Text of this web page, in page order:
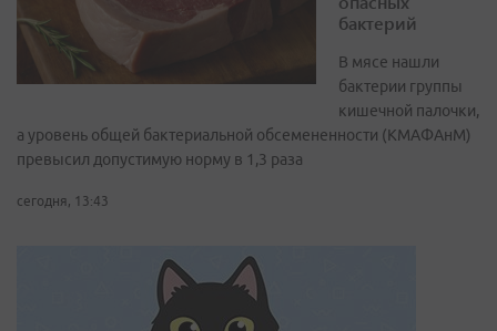
бактерий
В мясе нашли
бактерии группы
кишечной палочки,
а уровень общей бактериальной обсемененности (КМАФАнМ)
превысил допустимую норму в 1,3 раза
сегодня, 13:43